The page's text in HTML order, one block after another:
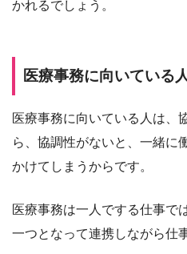
かれるでしょう。
医療事務に向いている
医療事務に向いている人は、
ら、協調性がないと、一緒に
かけてしまうからです。
医療事務は一人でする仕事で
一つとなって連携しながら仕